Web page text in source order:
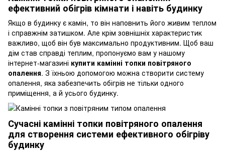
ефективний обігрів кімнати і навіть будинку
Якщо в будинку є камін, то він наповнить його живим теплом
і справжнім затишком. Але крім зовнішніх характеристик
важливо, щоб він був максимально продуктивним. Щоб ваш
дім став справді теплим, пропонуємо вам у нашому
інтернет-магазині купити камінні топки повітряного
опалення. З їхньою допомогою можна створити систему
опалення, яка забезпечить обігрів не тільки одного
приміщення, а й усього будинку.
Сучасні камінні топки повітряного опалення
для створення системи ефективного обігріву
будинку